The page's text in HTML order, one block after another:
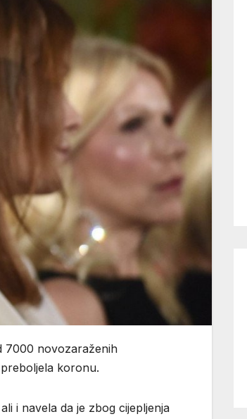
7000 novozaraženih
koronu.
i navela da je zbog cijepljenja